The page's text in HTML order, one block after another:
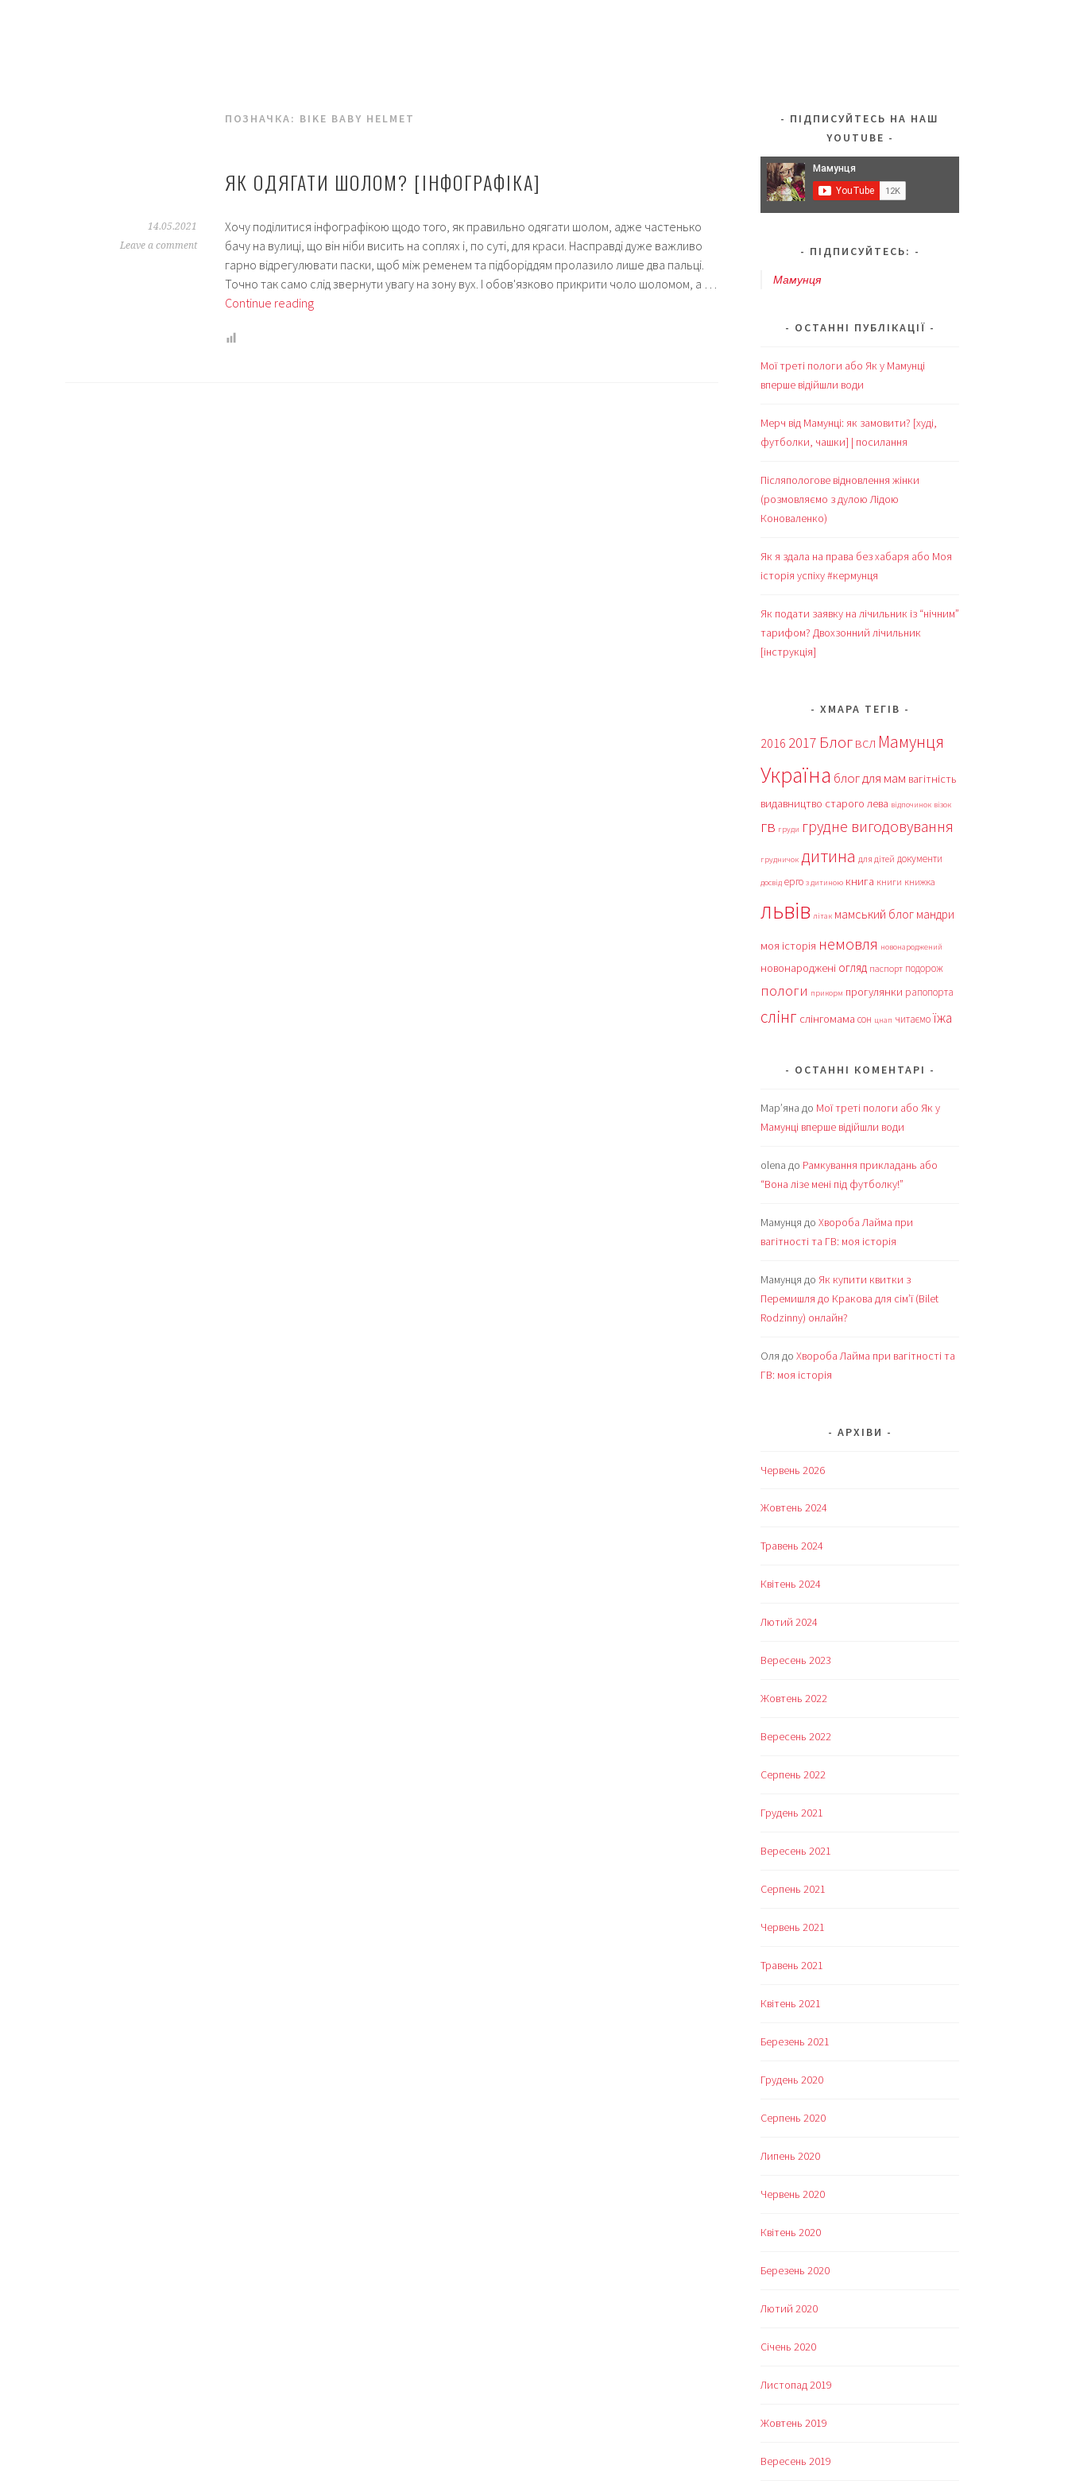
ПОЗНАЧКА: BIKE BABY HELMET
ЯК ОДЯГАТИ ШОЛОМ? [ІНФОГРАФІКА]
14.05.2021
Leave a comment
Хочу поділитися інфографікою щодо того, як правильно одягати шолом, адже частенько
бачу на вулиці, що він ніби висить на соплях і, по суті, для краси. Насправді дуже важливо
гарно відрегулювати паски, щоб між ременем та підборіддям пролазило лише два пальці.
Точно так само слід звернути увагу на зону вух. І обов'язково прикрити чоло шоломом, а …
Continue readingЯк
ПІДПИСУЙТЕСЬ НА НАШ
YOUTUBE
ПІДПИСУЙТЕСЬ:
Мамунця
ОСТАННІ ПУБЛІКАЦІЇ
Мої треті пологи або Як у Мамунці
вперше відійшли води
Мерч від Мамунці: як замовити? [худі,
футболки, чашки] | посилання
Післяпологове відновлення жінки
(розмовляємо з дулою Лідою
Коноваленко)
Як я здала на права без хабаря або Моя
історія успіху #кермунця
Як подати заявку на лічильник із “нічним”
тарифом? Двохзонний лічильник
[інструкція]
ХМАРА ТЕГІВ
2016 2017 Блог ВСЛ Мамунця
Україна блог для мам вагітність
видавництво старого лева відпочинок візок
гв груди грудне вигодовування
грудничок дитина для дітей документи
досвід ерго з дитиною книга книги книжка
львів літак мамський блог мандри
моя історія немовля новонароджений
новонароджені огляд паспорт подорож
пологи прикорм прогулянки рапопорта
слінг слінгомама сон цнап читаємоїжа
ОСТАННІ КОМЕНТАРІ
Мар’яна до Мої треті пологи або Як у
Мамунці вперше відійшли води
olena до Рамкування прикладань або
“Вона лізе мені під футболку!”
Мамунця до Хвороба Лайма при
вагітності та ГВ: моя історія
Мамунця до Як купити квитки з
Перемишля до Кракова для сім’ї (Bilet
Rodzinny) онлайн?
Оля до Хвороба Лайма при вагітності та
ГВ: моя історія
АРХІВИ
Червень 2026
Жовтень 2024
Травень 2024
Квітень 2024
Лютий 2024
Вересень 2023
Жовтень 2022
Вересень 2022
Серпень 2022
Грудень 2021
Вересень 2021
Серпень 2021
Червень 2021
Травень 2021
Квітень 2021
Березень 2021
Грудень 2020
Серпень 2020
Липень 2020
Червень 2020
Квітень 2020
Березень 2020
Лютий 2020
Січень 2020
Листопад 2019
Жовтень 2019
Вересень 2019